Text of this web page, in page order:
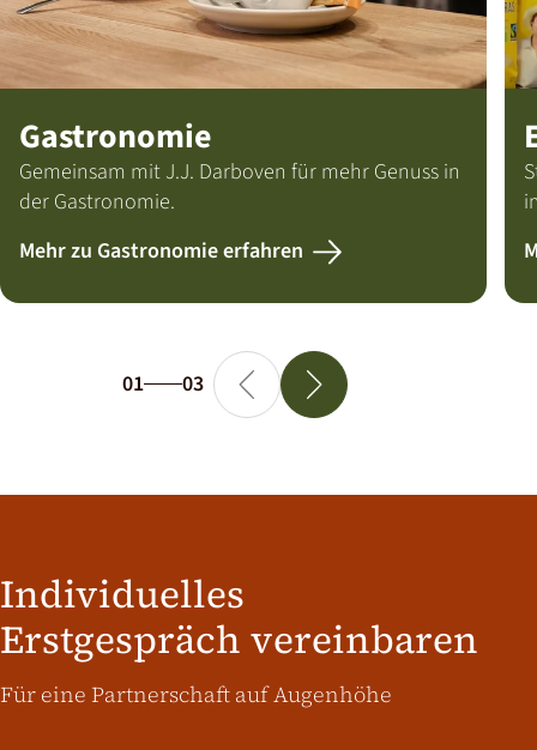
Gastronomie
Gemeinsam mit J.J. Darboven für mehr Genuss in
der Gastronomie.
Mehr zu Gastronomie erfahren
01 03
Individuelles
Erstgespräch vereinbaren
Für eine Partnerschaft auf Augenhöhe